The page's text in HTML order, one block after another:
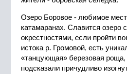
Озеро Боровое - любимое
катамаранах. Славится озеро
окрестностями, если пройти
истока р. Громовой, есть
«танцующая» березовая роща,
подсказали причудливо